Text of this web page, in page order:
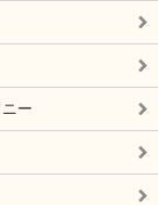
ー